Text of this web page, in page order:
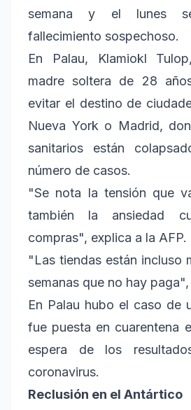
semana y el lunes
fallecimiento sospechoso.
En Palau, Klamiokl
madre soltera de 28
evitar el destino de
Nueva York o Madrid,
sanitarios están
número de casos.
"Se nota la tensión que
también la ansiedad
compras", explica a la AFP.
"Las tiendas están incluso
semanas que no hay
En Palau hubo el caso de
fue puesta en cuarentena
espera de los
coronavirus.
Reclusión en el Antártico